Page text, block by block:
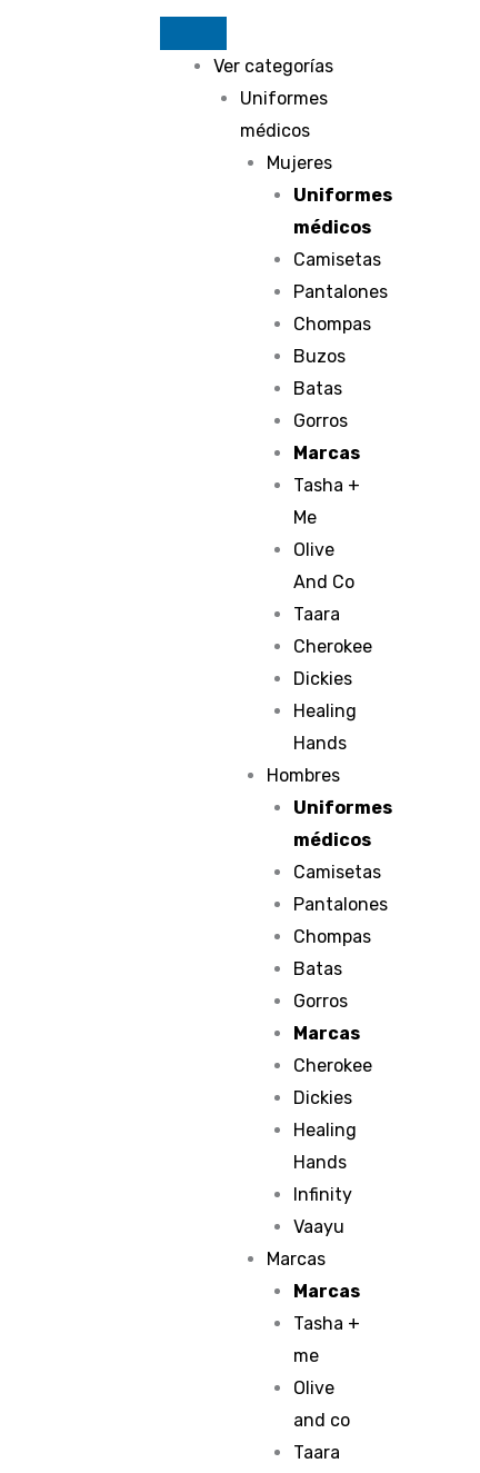
Ver categorías
Uniformes
médicos
Mujeres
Uniformes
médicos
Camisetas
Pantalones
Chompas
Buzos
Batas
Gorros
Marcas
Tasha +
Me
Olive
And Co
Taara
Cherokee
Dickies
Healing
Hands
Hombres
Uniformes
médicos
Camisetas
Pantalones
Chompas
Batas
Gorros
Marcas
Cherokee
Dickies
Healing
Hands
Infinity
Vaayu
Marcas
Marcas
Tasha +
me
Olive
and co
Taara